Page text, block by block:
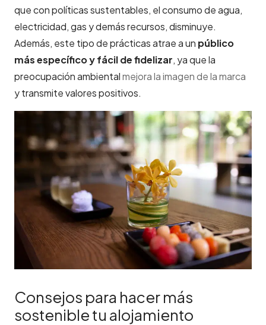
que con políticas sustentables, el consumo de agua,
electricidad, gas y demás recursos, disminuye.
Además, este tipo de prácticas atrae a un público
más específico y fácil de fidelizar, ya que la
preocupación ambientalmejora la imagen de la marca
y transmite valores positivos.
Consejos para hacer más
sostenible tu alojamiento